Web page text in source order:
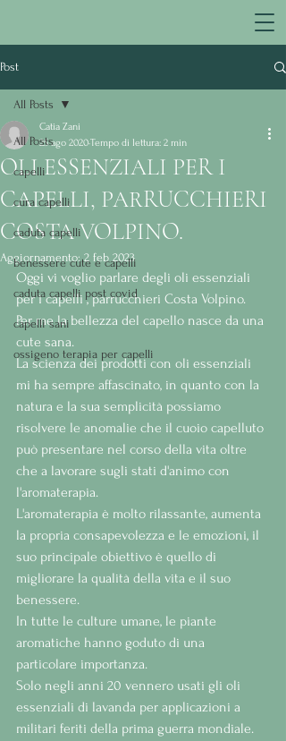
Post
All Posts
capelli
cura capelli
caduta capelli
benessere cute e capelli
caduta capelli post covid
capelli sani
ossigeno terapia per capelli
All Posts
OLI ESSENZIALI PER I
CAPELLI, PARRUCCHIERI
COSTA VOLPINO.
Catia Zani
25 ago 2020Tempo di lettura: 2 min
Aggiornamento:2 feb 2023
Oggi vi voglio parlare degli oli essenziali
per i capelli , parrucchieri Costa Volpino.
Per me la bellezza del capello nasce da una
cute sana.
La scienza dei prodotti con oli essenziali
mi ha sempre affascinato, in quanto con la
natura e la sua semplicità possiamo
risolvere le anomalie che il cuoio capelluto
può presentare nel corso della vita oltre
che a lavorare sugli stati d'animo con
l'aromaterapia.
L'aromaterapia è molto rilassante, aumenta
la propria consapevolezza e le emozioni, il
suo principale obiettivo è quello di
migliorare la qualità della vita e il suo
benessere.
In tutte le culture umane, le piante
aromatiche hanno goduto di una
particolare importanza.
Solo negli anni 20 vennero usati gli oli
essenziali di lavanda per applicazioni a
militari feriti della prima guerra mondiale.